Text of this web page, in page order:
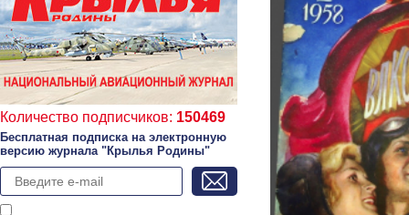
Количество подписчиков: 150469
Бесплатная подписка на электронную
версию журнала "Крылья Родины"